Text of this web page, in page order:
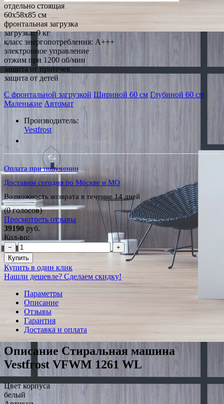
отдельно стоящая
60x58x85 см
фронтальная загрузка
загрузка: 9 кг
класс энергопотребления: A+++
электронное управление
отжим при 1200 об/мин
защита от протечек
защита от детей
С фронтальной загрузкой Шириной 60 см Глубиной 60 см
Маленькие Автомат
Производитель:
Vestfrost
*Наличие уточняйте у менеджера
Оплата при получении
Доставим сегодня по Москве и МО
Возможность возврата в течение 14 дней
(0 голосов)
Просмотреть отзывы
39190 руб.
Кол-во:
−
+
Купить
Купить в один клик
Нашли дешевле? Сделаем скидку!
Параметры
Описание
Отзывы
Гарантия
Доставка и оплата
Описание Стиральная машина
Vestfrost VFWM 1261 WL
Цвет корпуса
белый